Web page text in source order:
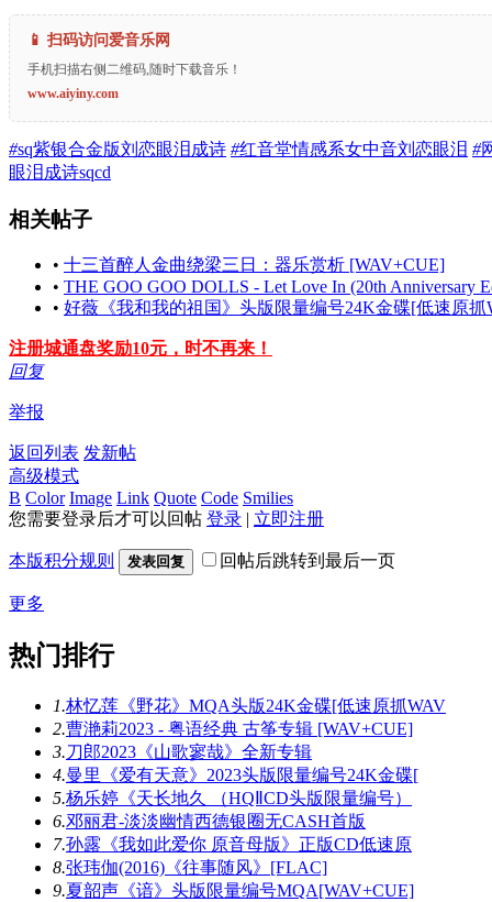
📱 扫码访问爱音乐网
手机扫描右侧二维码,随时下载音乐！
www.aiyiny.com
#sq紫银合金版刘恋眼泪成诗 #红音堂情感系女中音刘恋眼泪 #
眼泪成诗sqcd
相关帖子
• 十三首醉人金曲绕梁三日：器乐赏析 [WAV+CUE]
• THE GOO GOO DOLLS - Let Love In (20th Anniversary
• 好薇《我和我的祖国》头版限量编号24K金碟[低速原抓
注册城通盘奖励10元，时不再来！
回复
举报
返回列表 发新帖
高级模式
B Color Image Link Quote Code Smilies
您需要登录后才可以回帖 登录 | 立即注册
本版积分规则 发表回复 回帖后跳转到最后一页
更多
热门排行
1.林忆莲《野花》MQA头版24K金碟[低速原抓WAV
2.曹滟莉2023 - 粤语经典 古筝专辑 [WAV+CUE]
3.刀郎2023《山歌寥哉》全新专辑
4.曼里《爱有天意》2023头版限量编号24K金碟[
5.杨乐婷《天长地久 （HQⅡCD头版限量编号）
6.邓丽君-淡淡幽情西德银圈无CASH首版
7.孙露《我如此爱你 原音母版》正版CD低速原
8.张玮伽(2016)《往事随风》[FLAC]
9.夏韶声《谙》头版限量编号MQA[WAV+CUE]